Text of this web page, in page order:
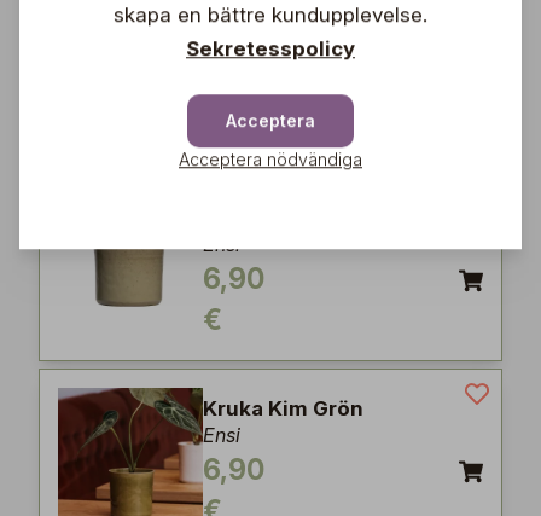
Kruka Beja
Ensi
23,50
Ensi
6,90
€
Kruka Kim Grön
Ensi
6,90
skapa en bättre kundupplevelse.
Sekretesspolicy
Acceptera
Acceptera nödvändiga